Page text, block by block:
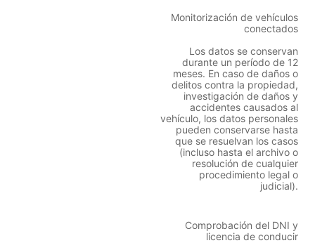
Monitorización de vehículos
conectados
Los datos se conservan
durante un período de 12
meses. En caso de daños o
delitos contra la propiedad,
investigación de daños y
accidentes causados al
vehículo, los datos personales
pueden conservarse hasta
que se resuelvan los casos
(incluso hasta el archivo o
resolución de cualquier
procedimiento legal o
judicial).
Comprobación del DNI y
licencia de conducir